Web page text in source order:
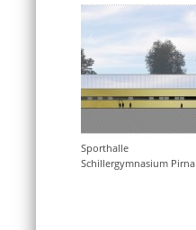
Sporthalle
Schillergymnasium Pirna